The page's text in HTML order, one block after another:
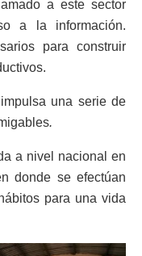
a este sector
a la información.
para construir
una serie de
.
a nivel nacional en
donde se efectúan
para una vida